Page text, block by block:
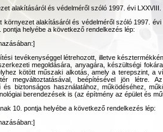
alakításáról és védelméről szóló 1997. évi
környezet alakításáról és védelméről szóló 1997.
pontja helyébe a következő rendelkezés lép:
tevékenységgel létrehozott, illetve
megoldására, anyagára, készültségi
kötött műszaki alkotás, amely a terepszint, a
megváltoztatásával, beépítésével jön létre.
és biztonságos használatához, működéséhez,
berendezések is (az építmény az épület és
10. pontja helyébe a következő rendelkezés lép: